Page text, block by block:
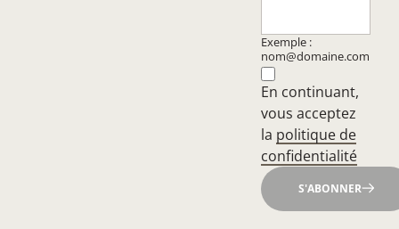
Exemple :
nom@domaine.com
En continuant,
vous acceptez
la politique de
confidentialité
S'ABONNER